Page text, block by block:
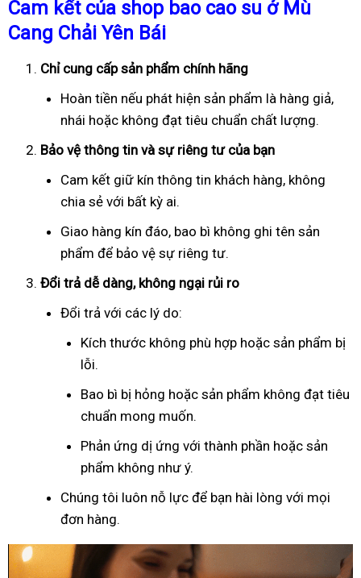
Cam kết của shop bao cao su ở Mù
Cang Chải Yên Bái
Chỉ cung cấp sản phẩm chính hãng
Hoàn tiền nếu phát hiện sản phẩm là hàng giả,
nhái hoặc không đạt tiêu chuẩn chất lượng.
Bảo vệ thông tin và sự riêng tư của bạn
Cam kết giữ kín thông tin khách hàng, không
chia sẻ với bất kỳ ai.
Giao hàng kín đáo, bao bì không ghi tên sản
phẩm để bảo vệ sự riêng tư.
Đổi trả dễ dàng, không ngại rủi ro
Đổi trả với các lý do:
Kích thước không phù hợp hoặc sản phẩm bị
lỗi.
Bao bì bị hỏng hoặc sản phẩm không đạt tiêu
chuẩn mong muốn.
Phản ứng dị ứng với thành phần hoặc sản
phẩm không như ý.
Chúng tôi luôn nỗ lực để bạn hài lòng với mọi
đơn hàng.